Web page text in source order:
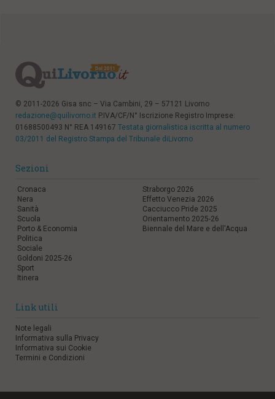
© 2011-2026 Gisa snc – Via Cambini, 29 – 57121 Livorno
redazione@quilivorno.it P.IVA/CF/N° Iscrizione Registro Imprese:
01688500493 N° REA 149167 Testata giornalistica iscritta al numero
03/2011 del Registro Stampa del Tribunale diLivorno
Sezioni
Cronaca
Nera
Sanità
Scuola
Porto & Economia
Politica
Sociale
Goldoni 2025-26
Sport
Itinera
Straborgo 2026
Effetto Venezia 2026
Cacciucco Pride 2025
Orientamento 2025-26
Biennale del Mare e dell'Acqua
Link utili
Note legali
Informativa sulla Privacy
Informativa sui Cookie
Termini e Condizioni